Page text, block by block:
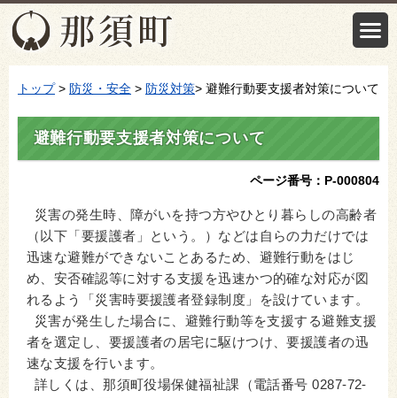
トップ> 防災・安全 > 防災対策> 避難行動要支援者対策について
避難行動要支援者対策について
ページ番号：P-000804
災害の発生時、障がいを持つ方やひとり暮らしの高齢者
（以下「要援護者」という。）などは自らの力だけでは
迅速な避難ができないことあるため、避難行動をはじ
め、安否確認等に対する支援を迅速かつ的確な対応が図
れるよう「災害時要援護者登録制度」を設けています。
災害が発生した場合に、避難行動等を支援する避難支援
者を選定し、要援護者の居宅に駆けつけ、要援護者の迅
速な支援を行います。
詳しくは、那須町役場保健福祉課（電話番号 0287-72-